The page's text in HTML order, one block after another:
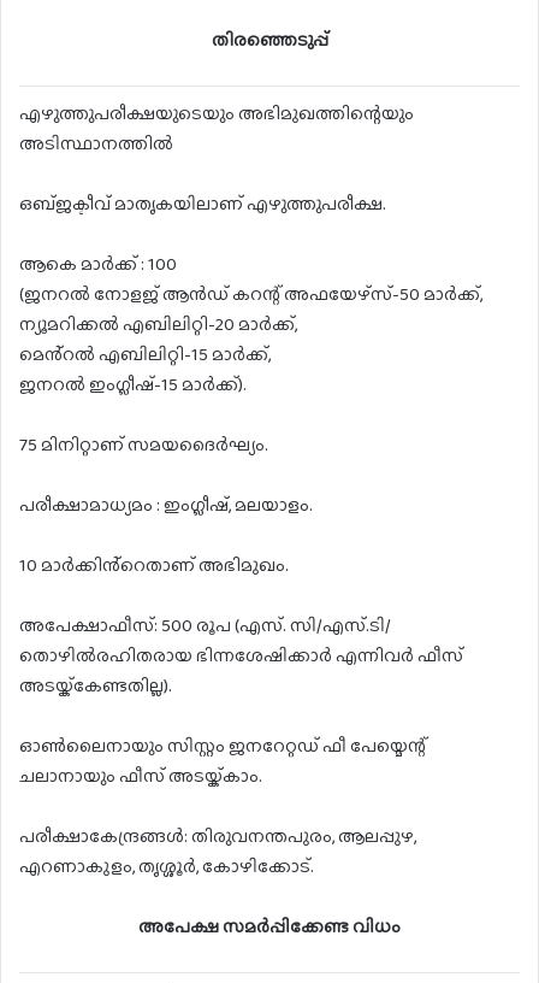
തിരഞ്ഞെടുപ്പ്
എഴുത്തുപരീക്ഷയുടെയും അഭിമുഖത്തിന്റെയും
അടിസ്ഥാനത്തിൽ
ഒബ്ജക്ടീവ് മാതൃകയിലാണ് എഴുത്തുപരീക്ഷ.
ആകെ മാർക്ക് : 100
(ജനറൽ നോളജ് ആൻഡ് കറന്റ് അഫയേഴ്സ്-50 മാർക്ക്,
ന്യൂമറിക്കൽ എബിലിറ്റി-20 മാർക്ക്,
മെൻ്റൽ എബിലിറ്റി-15 മാർക്ക്,
ജനറൽ ഇംഗ്ലീഷ്-15 മാർക്ക്).
75 മിനിറ്റാണ് സമയദൈർഘ്യം.
പരീക്ഷാമാധ്യമം : ഇംഗ്ലീഷ്, മലയാളം.
10 മാർക്കിൻ്റെതാണ് അഭിമുഖം.
അപേക്ഷാഫീസ്: 500 രൂപ (എസ്. സി/എസ്‌.ടി/
തൊഴിൽരഹിതരായ ഭിന്നശേഷിക്കാർ എന്നിവർ ഫീസ്
അടയ്ക്കേണ്ടതില്ല).
ഓൺലൈനായും സിസ്റ്റം ജനറേറ്റഡ് ഫീ പേയ്മെന്റ്
ചലാനായും ഫീസ് അടയ്ക്കാം.
പരീക്ഷാകേന്ദ്രങ്ങൾ: തിരുവനന്തപുരം, ആലപ്പുഴ,
എറണാകുളം, തൃശ്ശൂർ, കോഴിക്കോട്.
അപേക്ഷ സമർപ്പിക്കേണ്ട വിധം